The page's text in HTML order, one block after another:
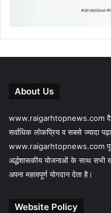
About Us
www.raigarhtopnews.com
सर्वाधिक लोकप्रिय व सबसे ज्यादा
www.raigarhtopnews.com पूरे
अर्द्धशासकीय योजनाओं के साथ सभी
अपना महत्वपूर्ण योगदान देता है।
Website Policy